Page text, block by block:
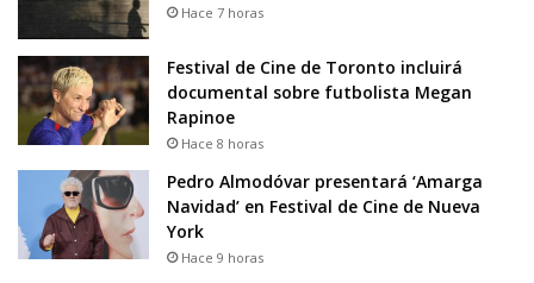
Hace 7 horas
Festival de Cine de Toronto incluirá
documental sobre futbolista Megan
Rapinoe
Hace 8 horas
Pedro Almodóvar presentará ‘Amarga
Navidad’ en Festival de Cine de Nueva
York
Hace 9 horas